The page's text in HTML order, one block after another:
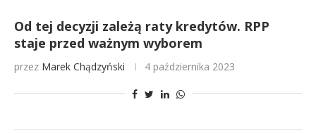
Od tej decyzji zależą raty kredytów. RPP
staje przed ważnym wyborem
przez Marek Chądzyński 4 października 2023